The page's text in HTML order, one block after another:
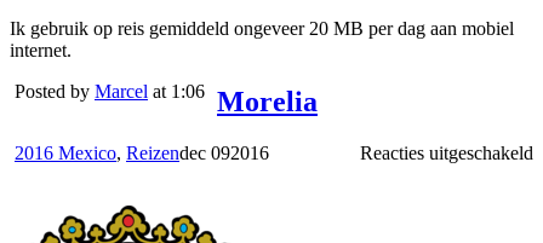
Ik gebruik op reis gemiddeld ongeveer 20 MB per dag aan mobiel
internet.
Posted by Marcel at 1:06 Morelia
2016 Mexico, Reizen Reacties uitgeschakeld
dec 092016